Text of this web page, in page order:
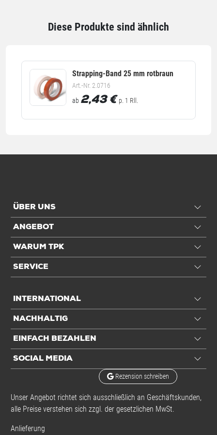
VE: 1 Rolle / 0,886 kg
Alle Angaben ohne Gewähr, Druckfehler vorbehalten.
Diese Produkte sind ähnlich
Strapping-Band 25 mm rotbraun
Art.-Nr. 2.0716
ab 2,43 € p. 1 Rll.
ÜBER UNS
ANGEBOT
WARUM TPK
SERVICE
INTERNATIONAL
NACHHALTIG
EINFACH BEZAHLEN
SOCIAL MEDIA
Rezension schreiben
Unser Angebot richtet sich ausschließlich an Geschäftskunden,
alle Preise verstehen sich zzgl. der gesetzlichen MwSt.
Anlieferung